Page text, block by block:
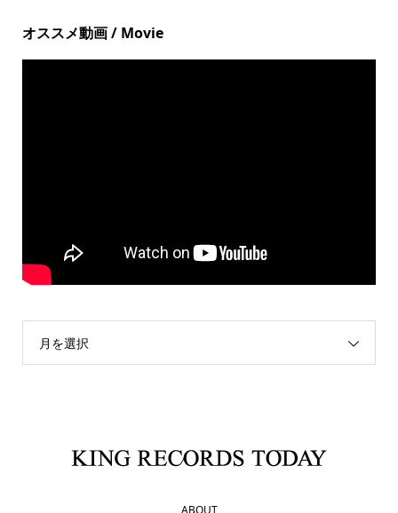
オススメ動画 / Movie
月を選択